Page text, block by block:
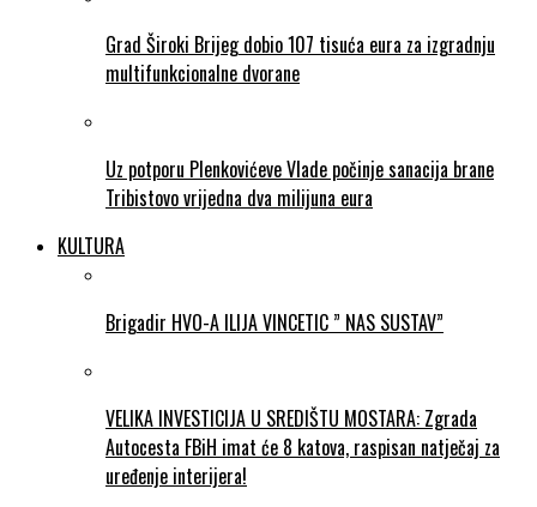
Grad Široki Brijeg dobio 107 tisuća eura za izgradnju
multifunkcionalne dvorane
Uz potporu Plenkovićeve Vlade počinje sanacija brane
Tribistovo vrijedna dva milijuna eura
KULTURA
Brigadir HVO-A ILIJA VINCETIC ” NAS SUSTAV”
VELIKA INVESTICIJA U SREDIŠTU MOSTARA: Zgrada
Autocesta FBiH imat će 8 katova, raspisan natječaj za
uređenje interijera!